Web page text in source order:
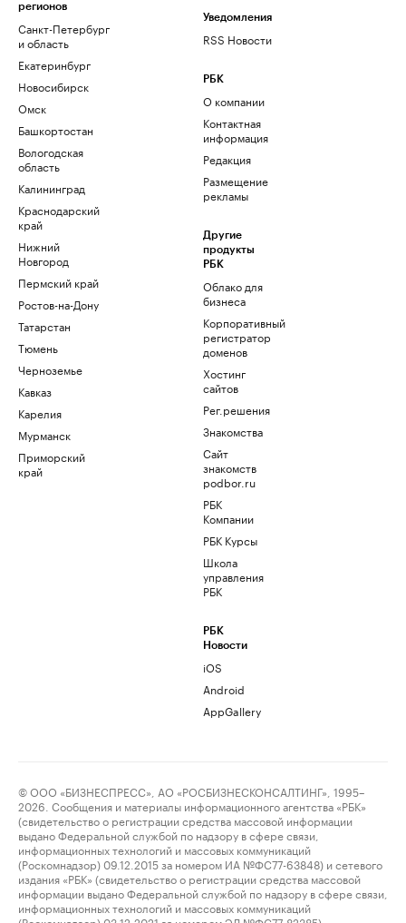
регионов
Санкт-Петербург
и область
Екатеринбург
Новосибирск
Омск
Башкортостан
Вологодская
область
Калининград
Краснодарский
край
Нижний
Новгород
Пермский край
Ростов-на-Дону
Татарстан
Тюмень
Черноземье
Кавказ
Карелия
Мурманск
Приморский
край
Уведомления
RSS Новости
РБК
О компании
Контактная
информация
Редакция
Размещение
рекламы
Другие
продукты
РБК
Облако для
бизнеса
Корпоративный
регистратор
доменов
Хостинг
сайтов
Рег.решения
Знакомства
Сайт
знакомств
podbor.ru
РБК
Компании
РБК Курсы
Школа
управления
РБК
РБК
Новости
iOS
Android
AppGallery
© ООО «БИЗНЕСПРЕСС», АО «РОСБИЗНЕСКОНСАЛТИНГ», 1995–
2026. Сообщения и материалы информационного агентства «РБК»
(свидетельство о регистрации средства массовой информации
выдано Федеральной службой по надзору в сфере связи,
информационных технологий и массовых коммуникаций
(Роскомнадзор) 09.12.2015 за номером ИА №ФС77-63848) и сетевого
издания «РБК» (свидетельство о регистрации средства массовой
информации выдано Федеральной службой по надзору в сфере связи,
информационных технологий и массовых коммуникаций